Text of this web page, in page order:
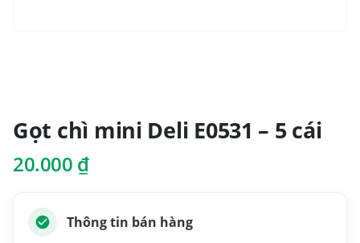
Gọt chì mini Deli E0531 – 5 cái
20.000 ₫
Thông tin bán hàng